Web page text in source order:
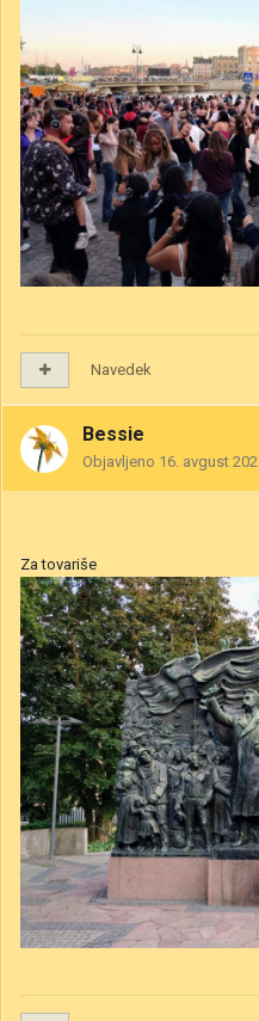
Navedek
Bessie
Objavljeno 16. avgust
Za tovariše